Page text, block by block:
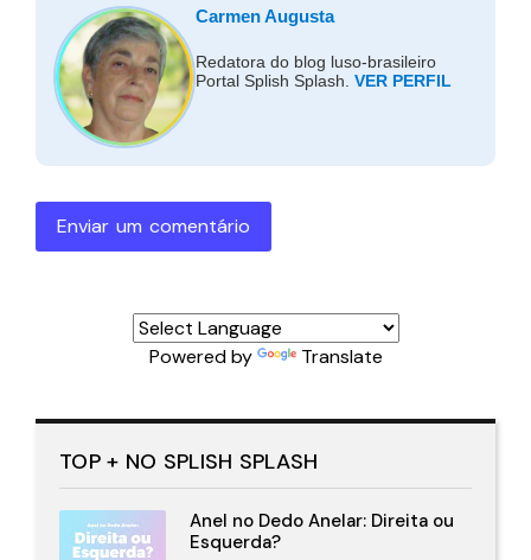
Carmen Augusta
Redatora do blog luso-brasileiro
Portal Splish Splash. VER PERFIL
Enviar um comentário
Powered by Translate
TOP + NO SPLISH SPLASH
Anel no Dedo Anelar: Direita ou
Esquerda?